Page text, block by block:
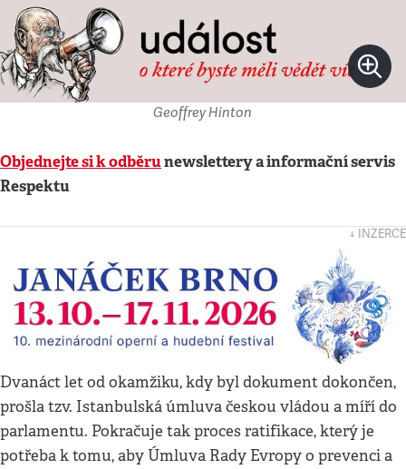
Geoffrey Hinton
Objednejte si k odběrunewslettery a informační servis
Respektu
↓ INZERCE
Dvanáct let od okamžiku, kdy byl dokument dokončen,
prošla tzv. Istanbulská úmluva českou vládou a míří do
parlamentu. Pokračuje tak proces ratifikace, který je
potřeba k tomu, aby Úmluva Rady Evropy o prevenci a